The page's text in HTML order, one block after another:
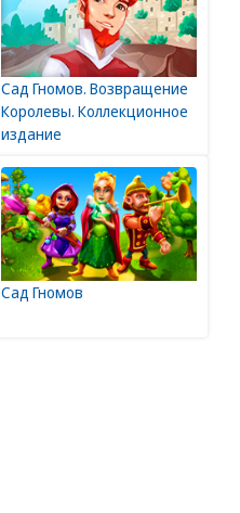
Сад Гномов. Возвращение
Королевы. Коллекционное
издание
Сад Гномов